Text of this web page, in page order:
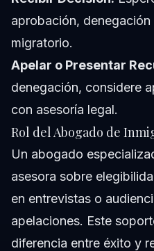
aprobación,
migratorio.
Apelar o Presentar
denegación, considere
con asesoría legal.
Rol del Abogado de
Un abogado
asesora sobre
en entrevistas o
apelaciones. Este
diferencia entre éxito y